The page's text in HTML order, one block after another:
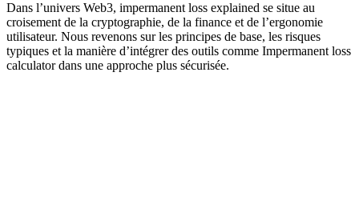
Dans l’univers Web3, impermanent loss explained se situe au
croisement de la cryptographie, de la finance et de l’ergonomie
utilisateur. Nous revenons sur les principes de base, les risques
typiques et la manière d’intégrer des outils comme Impermanent loss
calculator dans une approche plus sécurisée.